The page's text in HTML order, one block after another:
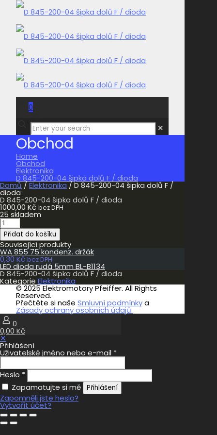
0
0,00 Kč
✕
Obchod
Home
Obchod
Elektronika
D 845-200-04 šipka dolů F / dioda
Domů / Elektronika / D 845-200-04 šipka dolů F /
dioda
D 845-200-04 šipka dolů F / dioda
1000,00 Kč bez DPH
25 skladem
D
845-
200-
04
šipka
dolů
F
/
dioda
množství
Přidat do košíku
Související produkty
WA 855 75 kondenz. držák
0,30 Kč bez DPH
LED dioda rudá 5mm BL-B1134
D 845-200-04 šipka dolů F / dioda
Kategorie Elektronika
© 2025 Elektromotory Pfeiffer. All Rights
Reserved.
Přečtěte si naše Smluvní podmínkya
Zásady ochrany osobních údajů.
0
0,00 Kč
✕
Přihlášení
Uživatelské jméno nebo e-mail *
Heslo *
Zapamatujte si mě
Přihlášení
Zapomněli jste heslo?
Vytvořit účet?